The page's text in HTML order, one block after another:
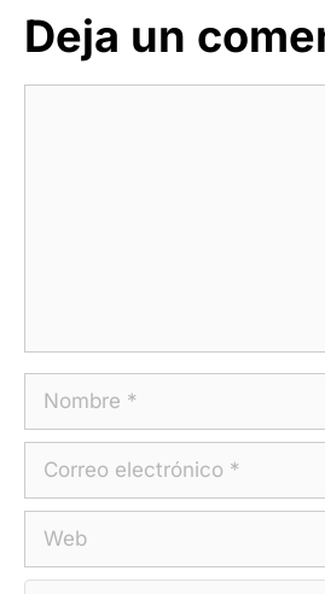
Deja un